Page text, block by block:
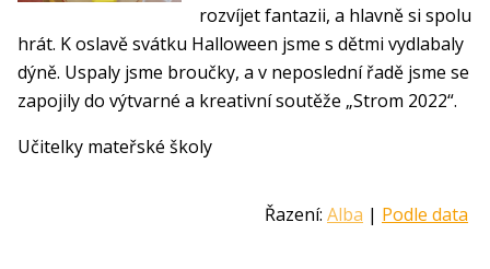
rozvíjet fantazii, a hlavně si spolu
hrát. K oslavě svátku Halloween jsme s dětmi vydlabaly
dýně. Uspaly jsme broučky, a v neposlední řadě jsme se
zapojily do výtvarné a kreativní soutěže „Strom 2022“.
Učitelky mateřské školy
Řazení: Alba | Podle data